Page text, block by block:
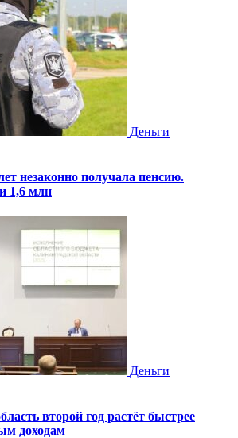
Деньги
незаконно получала пенсию.
1,6 млн
Деньги
второй год растёт быстрее
доходам